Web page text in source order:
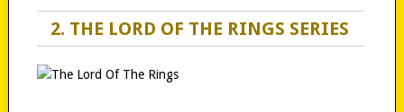
2. THE LORD OF THE RINGS SERIES